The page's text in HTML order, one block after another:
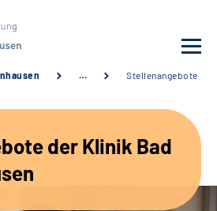
… Stellenangebote
der Klinik Bad